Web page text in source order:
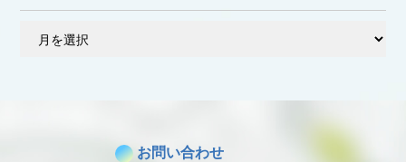
お問い合わせ